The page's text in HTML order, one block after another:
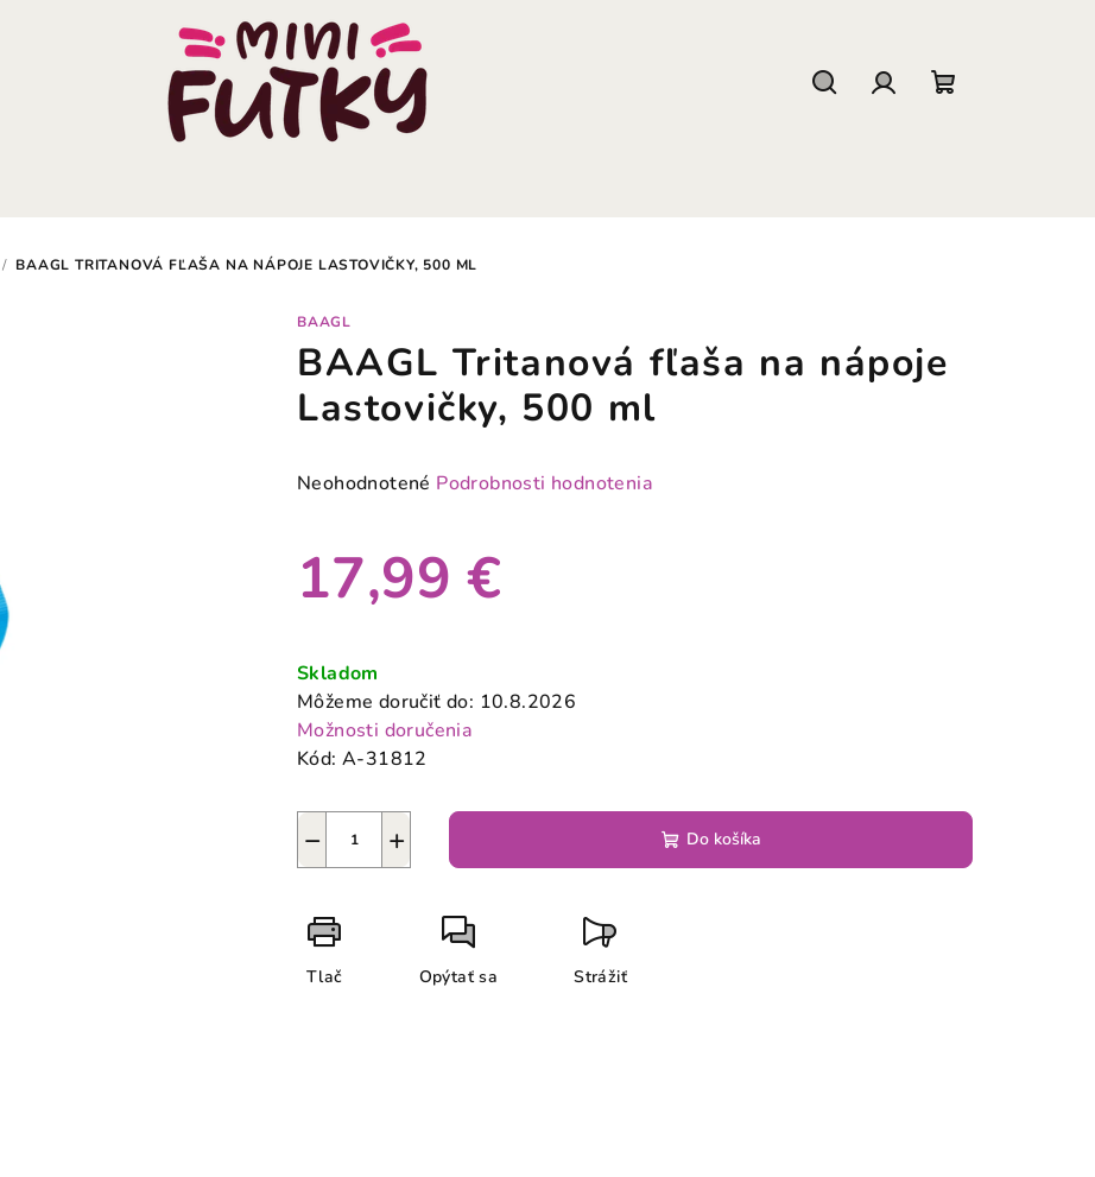
/ BAAGL TRITANOVÁ FĽAŠA NA NÁPOJE LASTOVIČKY, 500 ML
BAAGL
BAAGL Tritanová fľaša na nápoje
Lastovičky, 500 ml
Priemerné
je
0,0
hviezdičiek.
Neohodnotené Podrobnosti hodnotenia
17,99 €
cena:
Skladom
Môžeme doručiť do: 10.8.2026
Možnosti doručenia
Kód: A-31812
+
− Do košíka
Tlač Opýtať sa Strážiť